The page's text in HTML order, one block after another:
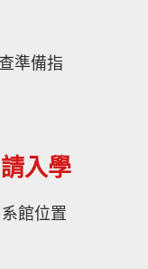
準備指
入學
系館位置